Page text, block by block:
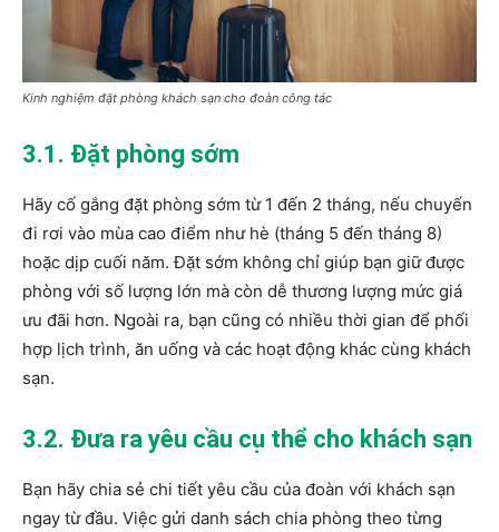
Kinh nghiệm đặt phòng khách sạn cho đoàn công tác
3.1. Đặt phòng sớm
Hãy cố gắng đặt phòng sớm từ 1 đến 2 tháng, nếu chuyến
đi rơi vào mùa cao điểm như hè (tháng 5 đến tháng 8)
hoặc dịp cuối năm. Đặt sớm không chỉ giúp bạn giữ được
phòng với số lượng lớn mà còn dễ thương lượng mức giá
ưu đãi hơn. Ngoài ra, bạn cũng có nhiều thời gian để phối
hợp lịch trình, ăn uống và các hoạt động khác cùng khách
sạn.
3.2. Đưa ra yêu cầu cụ thể cho khách sạn
Bạn hãy chia sẻ chi tiết yêu cầu của đoàn với khách sạn
ngay từ đầu. Việc gửi danh sách chia phòng theo từng